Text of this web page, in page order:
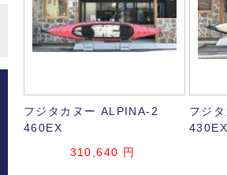
フジタカヌー ALPINA-2
460EX
310,640 円
フジ
430EX